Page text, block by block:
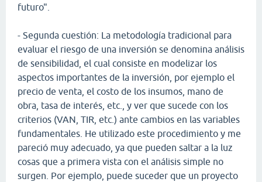
futuro".
- Segunda cuestión: La metodología tradicional para
evaluar el riesgo de una inversión se denomina análisis
de sensibilidad, el cual consiste en modelizar los
aspectos importantes de la inversión, por ejemplo el
precio de venta, el costo de los insumos, mano de
obra, tasa de interés, etc., y ver que sucede con los
criterios (VAN, TIR, etc.) ante cambios en las variables
fundamentales. He utilizado este procedimiento y me
pareció muy adecuado, ya que pueden saltar a la luz
cosas que a primera vista con el análisis simple no
surgen. Por ejemplo, puede suceder que un proyecto